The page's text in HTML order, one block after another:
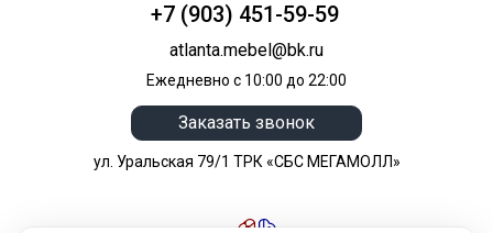
+7 (903) 451-59-59
atlanta.mebel@bk.ru
Ежедневно с 10:00 до 22:00
Заказать звонок
ул. Уральская 79/1 ТРК «СБС МЕГАМОЛЛ»